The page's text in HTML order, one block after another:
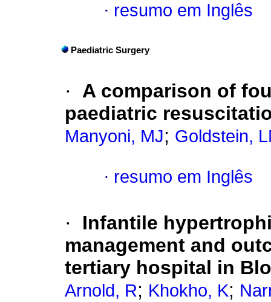
· resumo em Inglês
Paediatric Surgery
·
A comparison of
paediatric
Manyoni, MJ; Goldstein,
· resumo em Inglês
·
Infantile
management and
tertiary hospital in
Arnold, R; Khokho, K;